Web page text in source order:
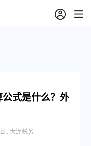
式是什么？外
: 大连税务